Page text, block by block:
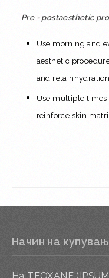
Pre - postaesthetic
Use morning and
aesthetic
and retain hydration.
Use multiple times
reinforce skin
Начин на